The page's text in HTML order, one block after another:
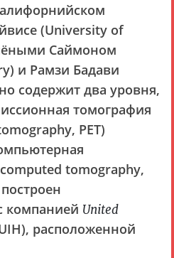
(University of
Саймоном
и Рамзи Бадави
содержит два уровня,
томография
PET)
tomography,
компанией United
расположенной